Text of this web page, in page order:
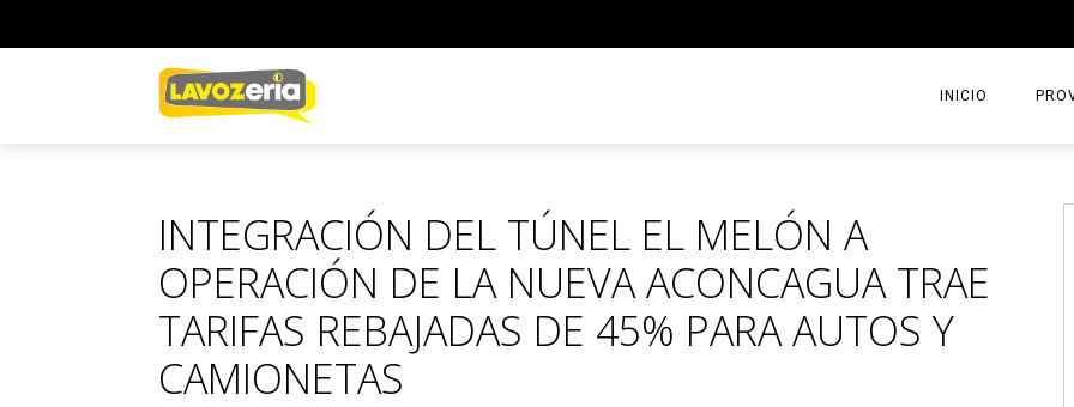
INICIO
INTEGRACIÓN DEL TÚNEL EL MELÓN A
OPERACIÓN DE LA NUEVA ACONCAGUA TRAE
TARIFAS REBAJADAS DE 45% PARA AUTOS Y
CAMIONETAS